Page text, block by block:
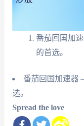
番茄回国加
的首选。
番茄回国加速器
选。
Spread the love